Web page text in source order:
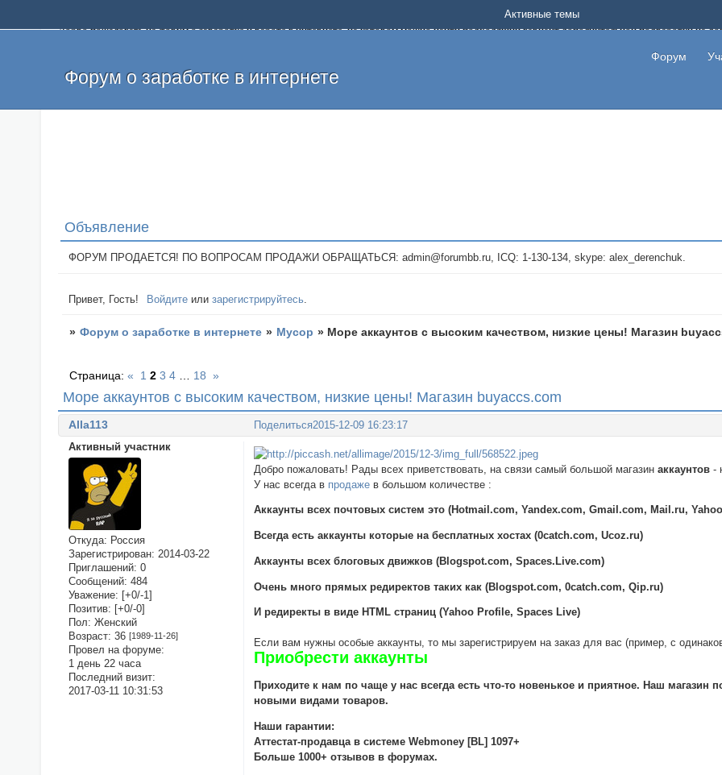
Добро пожаловать на форум о заработке и работе в интернете, на котором можно найти подходящий вариант дополнительной подработки на
и оставлять свои отзывы. Если вы знаете, что определенный проект или сайт не платит, то указывайте в теме что это лохотрон, чтобы другие
легкие деньги без вложений и регистрации уже сегодня. Создавайте новые темы, размещайте объявления со своими пригласительными
Форум о заработке в интернете
Форум
Активные темы
Объявление
ФОРУМ ПРОДАЕТСЯ! ПО ВОПРОСАМ ПРОДАЖИ ОБРАЩАТЬСЯ: admin@forumbb.ru, ICQ: 1-130-134, skype: alex_derenchuk.
Привет, Гость! Войдите илизарегистрируйтесь.
» Форум о заработке в интернете » Мусор » Море аккаунтов с высоким качеством, низкие цены! Магазин
Море аккаунтов с высоким качеством, низкие цены! Магазин buyaccs.com
Страница:« 1 2 3 4 18 »
Поделиться2015-12-09 16:23:17
Alla113
Активный участник
Откуда: Россия
Зарегистрирован: 2014-03-22
Приглашений: 0
Сообщений: 484
Уважение: [+0/-1]
Позитив: [+0/-0]
Пол: Женский
Возраст: 36 [1989-11-26]
Провел на форуме:
1 день 22 часа
Последний визит:
2017-03-11 10:31:53
Добро пожаловать! Рады всех приветствовать, на связи самый большой магазинаккаунтов -
У нас всегда в продаже в большом количестве :
Аккаунты всех почтовых систем это (Hotmail.com, Yandex.com, Gmail.com, Mail.ru,
Всегда есть аккаунты которые на бесплатных хостах (0catch.com, Ucoz.ru)
Аккаунты всех блоговых движков (Blogspot.com, Spaces.Live.com)
Очень много прямых редиректов таких как (Blogspot.com, 0catch.com, Qip.ru)
И редиректы в виде HTML страниц (Yahoo Profile, Spaces Live)
Если вам нужны особые аккаунты, то мы зарегистрируем на заказ для вас (пример, с
Приобрести аккаунты
Приходите к нам по чаще у нас всегда есть что-то новенькое и приятное. Наш
новыми видами товаров.
Наши гарантии:
Аттестат-продавца в системе Webmoney [BL] 1097+
Больше 1000+ отзывов в форумах.